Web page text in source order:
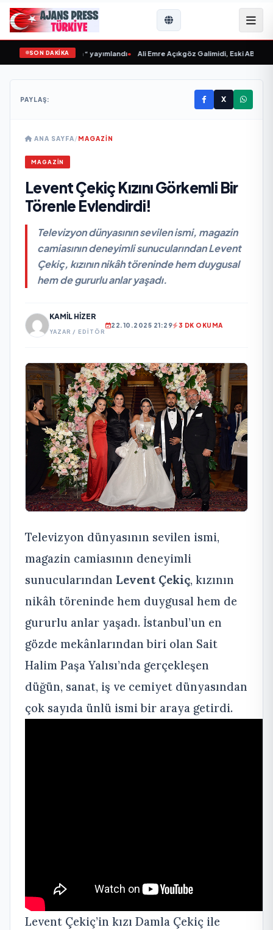
SON DAKİKA
Sevgilim “ yayımlandı• Ali Emre Açıkgöz Galimidi, Eski AB Bakanı
PAYLAŞ: X
ANA SAYFA/MAGAZİN
MAGAZİN
Levent Çekiç Kızını Görkemli Bir
Törenle Evlendirdi!
Televizyon dünyasının sevilen ismi, magazin
camiasının deneyimli sunucularından Levent
Çekiç, kızının nikâh töreninde hem duygusal
hem de gururlu anlar yaşadı.
KAMIL HIZER
YAZAR / EDITÖR
22.10.2025 21:29 3 DK OKUMA
Televizyon dünyasının sevilen ismi,
magazin camiasının deneyimli
sunucularından Levent Çekiç, kızının
nikâh töreninde hem duygusal hem de
gururlu anlar yaşadı. İstanbul’un en
gözde mekânlarından biri olan Sait
Halim Paşa Yalısı’nda gerçekleşen
düğün, sanat, iş ve cemiyet dünyasından
çok sayıda ünlü ismi bir araya getirdi.
Levent Çekiç’in kızı Damla Çekiç ile